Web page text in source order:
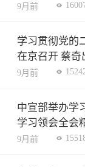
9月前
学习贯彻党的
在京召开 蔡奇
9月前
中宣部举办学
学习领会全会
9月前